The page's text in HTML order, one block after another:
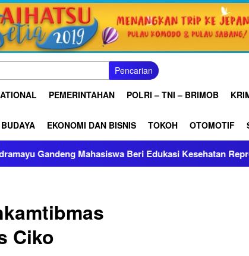
Pencarian
PEMERINTAHAN POLRI – TNI – BRIMOB
EKONOMI DAN BISNIS TOKOH OTOMOTIF
Mahasiswa Beri Edukasi Kesehatan Reproduksi
Ciko